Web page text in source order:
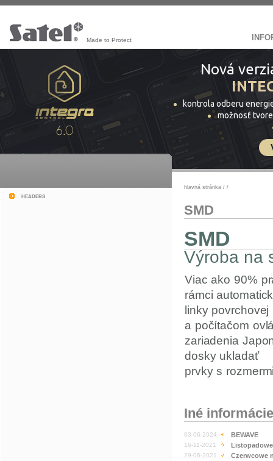
Made to Protect
Nová
kontrola odberu
možnosť
headers
hlavná stránka / /
SMD
SMD
Výroba na
Viac ako 90%
rámci
linky
a počítačom
zariadenia
dosky ukladať
prvky s
Iné informácie
03-06-2024 BEWAVE
16-11-2021
29-06-2021 Czerwcowe